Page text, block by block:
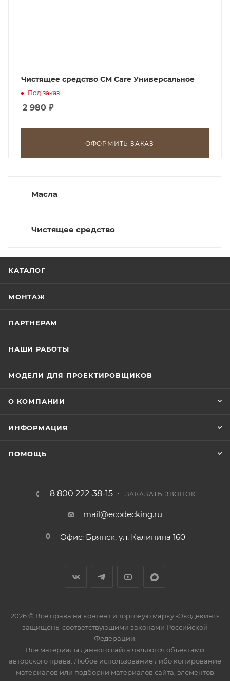
Чистящее средство CM Care Универсальное
Под заказ
2 980 ₽
ОФОРМИТЬ ЗАКАЗ
Масла
Чистящее средство
КАТАЛОГ
МОНТАЖ
ПАРТНЕРАМ
НАШИ РАБОТЫ
МОДЕЛИ ДЛЯ ПРОЕКТИРОВЩИКОВ
О КОМПАНИИ
ИНФОРМАЦИЯ
ПОМОЩЬ
8 800 222-38-15 ЗАКАЗАТЬ ЗВОНОК
mail@ecodecking.ru
Офис: Брянск, ул. Калинина 160
2026 © Все права на контент и торговую марку «Экодекинг»
защищены соответствующими законами Российской
Федерации.
Все материалы данного сайта являются объектами
авторского права. Любое использование либо копирование
материалов или подборки материалов сайта, элементов